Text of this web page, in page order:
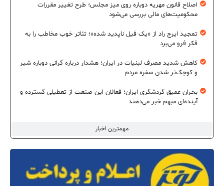
مهمترین اخبار
اصلاح قانون مهریه دوباره روی میز مجلس؛ طرح تغییر مقررات
محکومیت‌های مالی بررسی می‌شود
تمجید ایرج راد از «یک فیل ناپدید شده»؛ تئاتر خوب مخاطب را به
فکر فرو می‌برد
کاهش شدید مصرف لبنیات در ایران؛ هشدار درباره گرانی دوباره شیر
و کوچک‌تر شدن سفره مردم
بحران عمیق گردشگری ایران؛ فعالان این صنعت از تعطیلی گسترده و
آینده‌ای مبهم خبر می‌دهند